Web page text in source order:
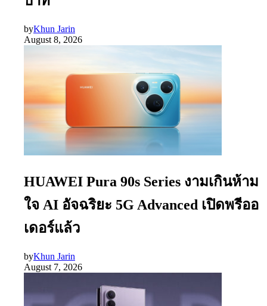
byKhun Jarin
August 8, 2026
HUAWEI Pura 90s Series งามเกินห้าม
ใจ AI อัจฉริยะ 5G Advanced เปิดพรีออ
เดอร์แล้ว
byKhun Jarin
August 7, 2026